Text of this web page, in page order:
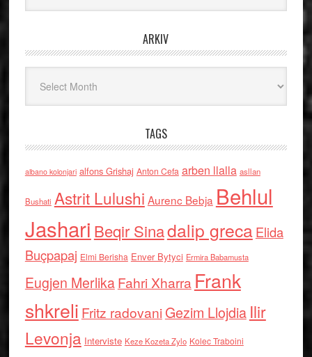
ARKIV
TAGS
albano kolonjari alfons Grishaj Anton Cefa arben llalla asllan
Bushati Astrit Lulushi Aurenc Bebja Behlul
Jashari Beqir Sinadalip grecaElida
Buçpapaj Elmi Berisha Enver Bytyci Ermira Babamusta
Eugjen MerlikaFahri Xharra Frank
shkreli Fritz radovaniGezim Llojdia Ilir
Levonja Interviste Keze Kozeta Zylo Kolec Traboini